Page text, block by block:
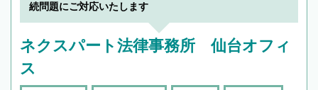
続問題にご対応いたします
ネクスパート法律事務所 仙台オフィ
ス